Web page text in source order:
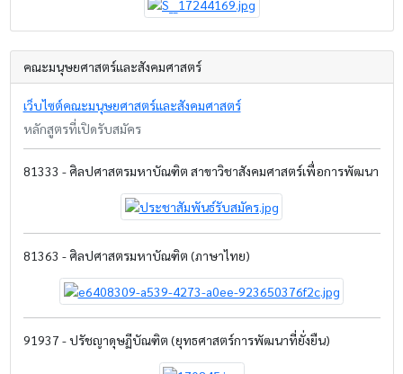
คณะมนุษยศาสตร์และสังคมศาสตร์
เว็บไซต์คณะมนุษยศาสตร์และสังคมศาสตร์
หลักสูตรที่เปิดรับสมัคร
81333 - ศิลปศาสตรมหาบัณฑิต สาขาวิชาสังคมศาสตร์เพื่อการพัฒนา
81363 - ศิลปศาสตรมหาบัณฑิต (ภาษาไทย)
91937 - ปรัชญาดุษฏีบัณฑิต (ยุทธศาสตร์การพัฒนาที่ยั่งยืน)